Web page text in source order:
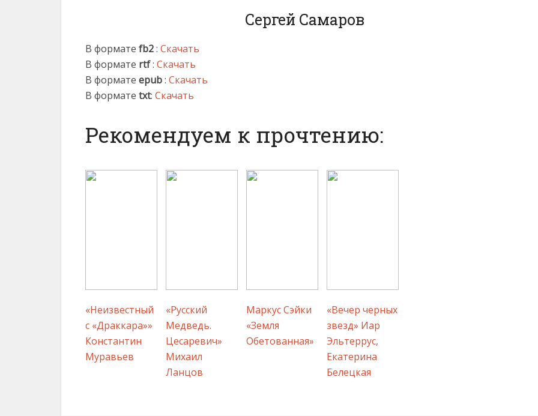
Сергей Самаров
В формате fb2: Скачать
В формате rtf: Скачать
В формате epub: Скачать
В формате txt: Скачать
Рекомендуем к прочтению:
«Неизвестный
с «Драккара»»
Константин
Муравьев
«Русский
Медведь.
Цесаревич»
Михаил
Ланцов
Маркус Сэйки
«Земля
Обетованная»
«Вечер черных
звезд» Иар
Эльтеррус,
Екатерина
Белецкая